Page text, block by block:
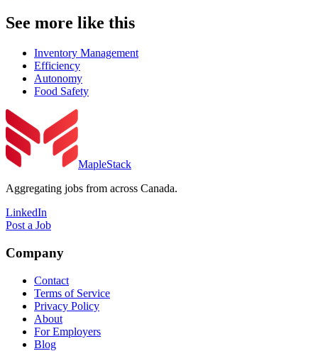
See more like this
Inventory Management
Efficiency
Autonomy
Food Safety
MapleStack
Aggregating jobs from across Canada.
LinkedIn
Post a Job
Company
Contact
Terms of Service
Privacy Policy
About
For Employers
Blog